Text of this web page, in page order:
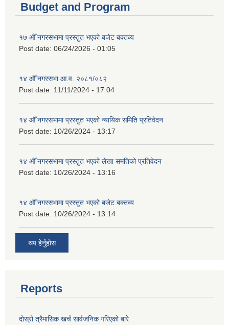
Budget and Program
१७ औँ नगरसभामा प्रस्तुत भएको बजेट बक्तव्य
Post date: 06/24/2026 - 01:05
१४ औँ नगरसभा आ.व. २०८१/०८२
Post date: 11/11/2024 - 17:04
१४ औँ नगरसभामा प्रस्तुत भएको न्यायिक समिति प्रतिवेदन
Post date: 10/26/2024 - 13:17
१४ औँ नगरसभामा प्रस्तुत भएको लेखा समतिको प्रतिवेदन
Post date: 10/26/2024 - 13:16
१४ औँ नगरसभामा प्रस्तुत भएको बजेट बक्तव्य
Post date: 10/26/2024 - 13:14
थप हेर्नुहोस
Reports
दोस्रो त्रैमासिक खर्च सार्वजनिक गरिएको बारे